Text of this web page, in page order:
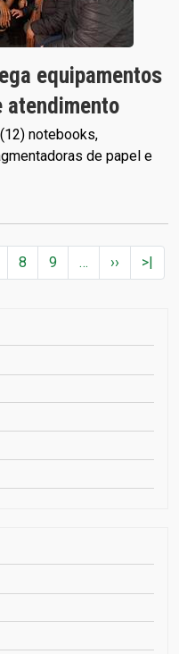
equipamentos
atendimento
notebooks,
de papel e
8 9 … ››Próxima
>|
Infância, Juventude,